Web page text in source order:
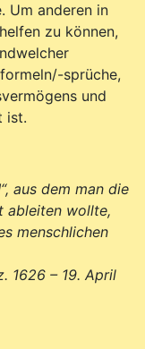
Um anderen in
zu können,
sprüche,
und
ist.
aus dem man die
ableiten wollte,
menschlichen
1626 – 19. April